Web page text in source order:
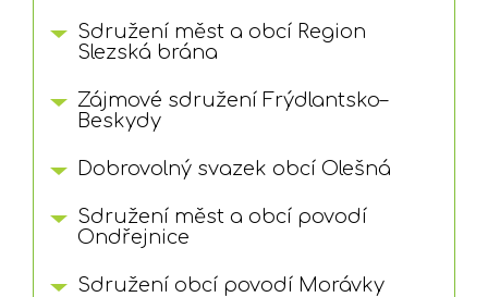
Sdružení měst a obcí Region
Slezská brána
Zájmové sdružení Frýdlantsko–
Beskydy
Dobrovolný svazek obcí Olešná
Sdružení měst a obcí povodí
Ondřejnice
Sdružení obcí povodí Morávky